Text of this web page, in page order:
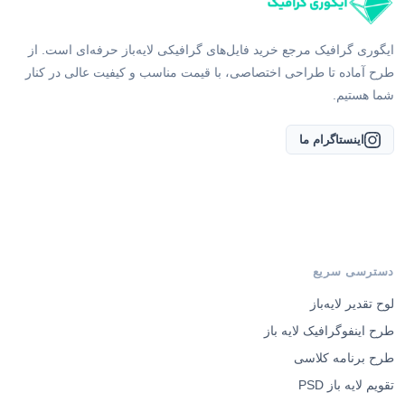
ایگوری گرافیک مرجع خرید فایل‌های گرافیکی لایه‌باز حرفه‌ای است. از
طرح آماده تا طراحی اختصاصی، با قیمت مناسب و کیفیت عالی در کنار
شما هستیم.
اینستاگرام ما
دسترسی سریع
لوح تقدیر لایه‌باز
طرح اینفوگرافیک لایه باز
طرح برنامه کلاسی
تقویم لایه باز PSD